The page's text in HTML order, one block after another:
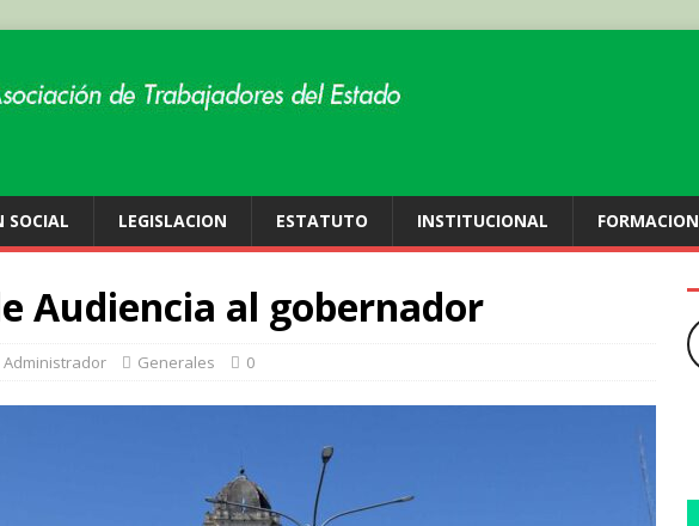
SOCIAL LEGISLACION ESTATUTO INSTITUCIONAL FORMACION
Audiencia al gobernador
Administrador Generales 0